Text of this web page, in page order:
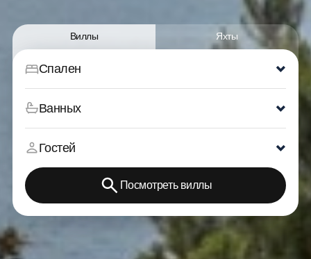
Виллы Яхты
Спален
Ванных
Гостей
Посмотреть виллы